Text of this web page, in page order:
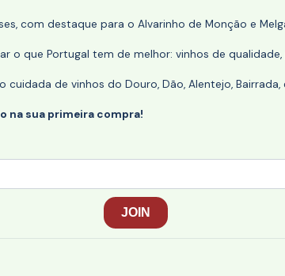
com destaque para o Alvarinho de Monção e
o que Portugal tem de melhor: vinhos de
de vinhos do Douro, Dão, Alentejo,
na sua primeira compra!